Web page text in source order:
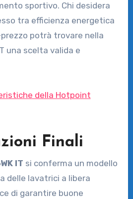
sportivo. Chi desidera
tra efficienza energetica
potrà trovare nella
una scelta valida e
della Hotpoint
Finali
IT si conferma un modello
delle lavatrici a libera
di garantire buone